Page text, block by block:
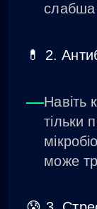
слабша
💊 2.
Навіть
тільки
може